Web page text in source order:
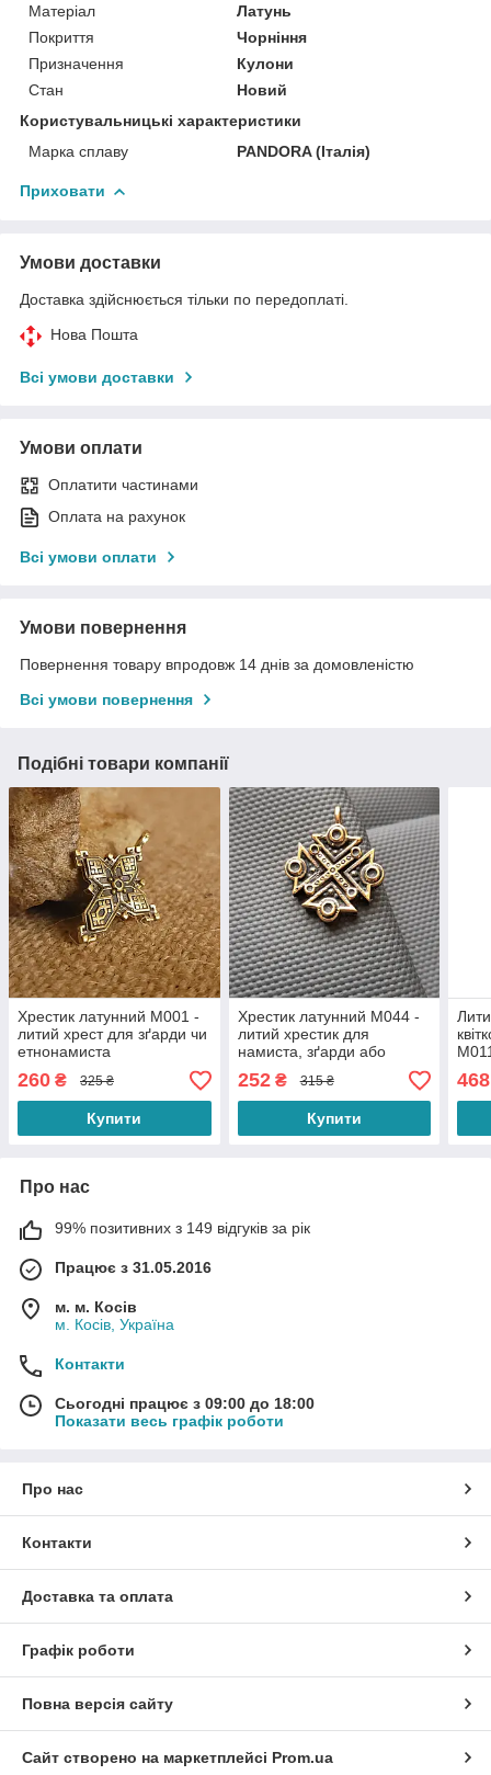
Матеріал
Латунь
Покриття
Чорніння
Призначення
Кулони
Стан
Новий
Користувальницькі характеристики
Марка сплаву
PANDORA (Італія)
Приховати
Умови доставки
Доставка здійснюється тільки по передоплаті.
Нова Пошта
Всі умови доставки
Умови оплати
Оплатити частинами
Оплата на рахунок
Всі умови оплати
Умови повернення
Повернення товару впродовж 14 днів за домовленістю
Всі умови повернення
Подібні товари компанії
Хрестик латунний M001 -
литий хрест для зґарди чи
етнонамиста
260 ₴ 325 ₴
Купити
Хрестик латунний M044 -
литий хрестик для
намиста, зґарди або
ланцюжка
252₴ 315 ₴
Купити
для
468
Про нас
99% позитивних з 149 відгуків за рік
Працює з 31.05.2016
м. м. Косів
м. Косів, Україна
Контакти
Сьогодні працює з 09:00 до 18:00
Показати весь графік роботи
Про нас
Контакти
Доставка та оплата
Графік роботи
Повна версія сайту
Сайт створено на маркетплейсі Prom.ua